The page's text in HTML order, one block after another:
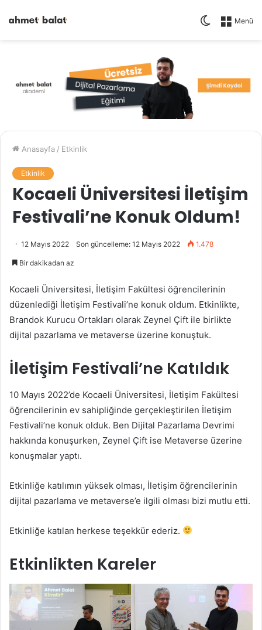
Menü
Dış
Anasayfa / Etkinlik
Etkinlik
Kocaeli Üniversitesi İletişim
Festivali’ne Konuk Oldum!
12 Mayıs 2022 Son güncelleme: 12 Mayıs 2022 1.478
Bir dakikadan az
Kocaeli Üniversitesi, İletişim Fakültesi öğrencilerinin
düzenlediği İletişim Festivali’ne konuk oldum. Etkinlikte,
Brandok Kurucu Ortakları olarak Zeynel Çift ile birlikte
dijital pazarlama ve metaverse üzerine konuştuk.
İletişim Festivali’ne Katıldık
10 Mayıs 2022’de Kocaeli Üniversitesi, İletişim Fakültesi
öğrencilerinin ev sahipliğinde gerçekleştirilen İletişim
Festivali’ne konuk olduk. Ben Dijital Pazarlama Devrimi
hakkında konuşurken, Zeynel Çift ise Metaverse üzerine
konuşmalar yaptı.
Etkinliğe katılımın yüksek olması, İletişim öğrencilerinin
dijital pazarlama ve metaverse’e ilgili olması bizi mutlu etti.
Etkinliğe katılan herkese teşekkür ederiz.
Etkinlikten Kareler